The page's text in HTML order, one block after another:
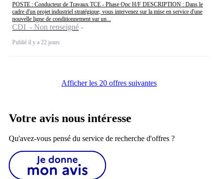
POSTE : Conducteur de Travaux TCE - Phase Opc H/F DESCRIPTION : Dans le
cadre d'un projet industriel stratégique, vous intervenez sur la mise en service d'une
nouvelle ligne de conditionnement sur un...
CDI - Non renseigné
Publié il y a 22 jours
Afficher les 20 offres suivantes
Votre avis nous intéresse
Qu'avez-vous pensé du service de recherche d'offres ?